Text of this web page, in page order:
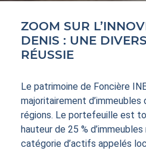
CONTACT
ZOOM SUR
DENIS : UNE DIVERSIFICATION
RÉUSSIE
Le patrimoine de Foncière
majoritairement d’immeubles
régions. Le portefeuille est
hauteur de 25 %
catégorie d’actifs appelés